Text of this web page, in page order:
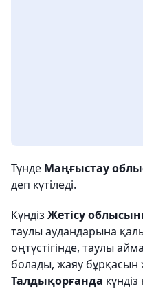
Түнде Маңғыстау
деп күтіледі.
Күндіз Жетісу
таулы аудандарына
оңтүстігінде, таулы
болады, жаяу бұрқасын
Талдықорғанда